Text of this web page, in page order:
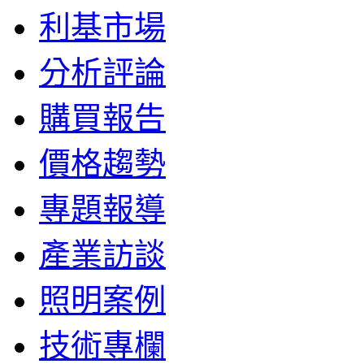
利基市場
分析評論
購買報告
價格趨勢
專題報導
產業訪談
照明案例
技術專欄